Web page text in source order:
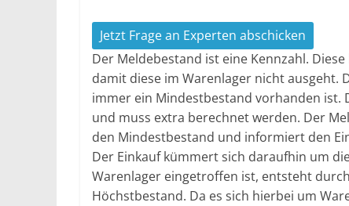
Jetzt Frage an Experten abschicken
Der Meldebestand ist eine Kennzahl.
damit diese im Warenlager nicht ausgeht.
immer ein Mindestbestand vorhanden ist.
und muss extra berechnet werden. Der
den Mindestbestand und informiert den
Der Einkauf kümmert sich daraufhin um
Warenlager eingetroffen ist, entsteht
Höchstbestand. Da es sich hierbei um